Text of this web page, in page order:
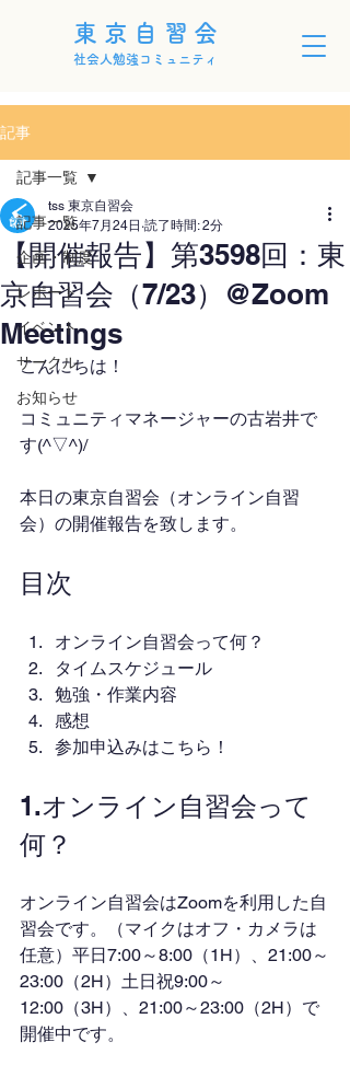
東京自習会
社会人勉強コミュニティ
記事
記事一覧
企画・制度
レポート
イベント
サークル
お知らせ
記事一覧
【開催報告】第3598回：東
京自習会（7/23）@Zoom
Meetings
tss 東京自習会
2025年7月24日 読了時間: 2分
こんにちは！
コミュニティマネージャーの古岩井で
す(^▽^)/
本日の東京自習会（オンライン自習
会）の開催報告を致します。
目次
オンライン自習会って何？
タイムスケジュール
勉強・作業内容
感想
参加申込みはこちら！
1.オンライン自習会って
何？
オンライン自習会はZoomを利用した自
習会です。（マイクはオフ・カメラは
任意）平日7:00～8:00（1H）、21:00～
23:00（2H）土日祝9:00～
12:00（3H）、21:00～23:00（2H）で
開催中です。